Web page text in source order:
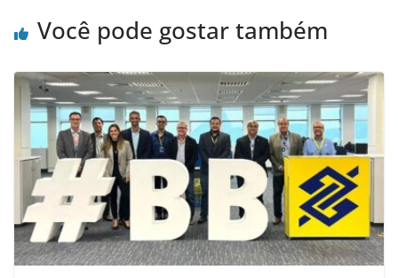
k
Você pode gostar também